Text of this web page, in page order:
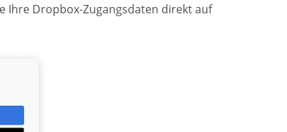
Ihre Dropbox-Zugangsdaten direkt auf